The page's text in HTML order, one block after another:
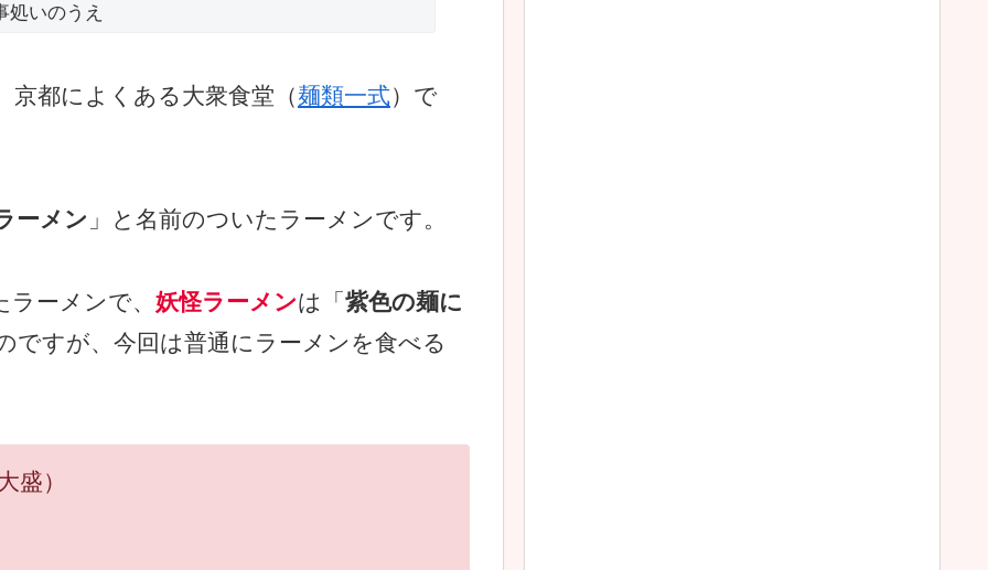
処いのうえ
京都によくある大衆食堂（麺類一式）で
ーメン 」と名前のついたラーメンです。
ーメンで、 妖怪ラーメンは「 紫色の麺に
ですが、今回は普通にラーメンを食べる
盛）